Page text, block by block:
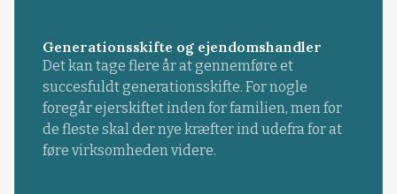
Generationsskifte og ejendomshandler
Det kan tage flere år at gennemføre et
succesfuldt generationsskifte. For nogle
foregår ejerskiftet inden for familien, men for
de fleste skal der nye kræfter ind udefra for at
føre virksomheden videre.